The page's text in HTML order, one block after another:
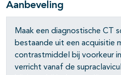
open- en dichtklappen
open- en
open- en
Aanbeveling
Maak een diagnostische CT
bestaande uit een acquisitie
contrastmiddel bij voorkeur
verricht vanaf de